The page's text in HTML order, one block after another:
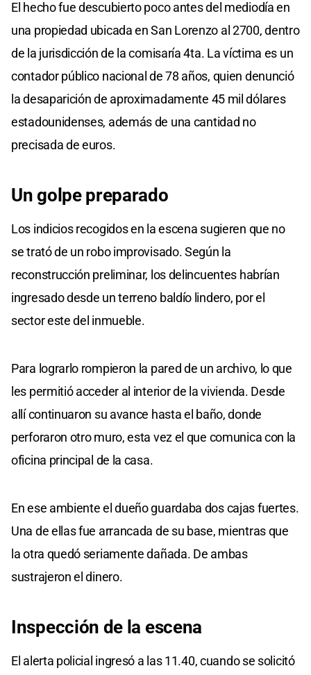
El hecho fue descubierto poco antes del mediodía en
una propiedad ubicada en San Lorenzo al 2700, dentro
de la jurisdicción de la comisaría 4ta. La víctima es un
contador público nacional de 78 años, quien denunció
la desaparición de aproximadamente 45 mil dólares
estadounidenses, además de una cantidad no
precisada de euros.
Un golpe preparado
Los indicios recogidos en la escena sugieren que no
se trató de un robo improvisado. Según la
reconstrucción preliminar, los delincuentes habrían
ingresado desde un terreno baldío lindero, por el
sector este del inmueble.
Para lograrlo rompieron la pared de un archivo, lo que
les permitió acceder al interior de la vivienda. Desde
allí continuaron su avance hasta el baño, donde
perforaron otro muro, esta vez el que comunica con la
oficina principal de la casa.
En ese ambiente el dueño guardaba dos cajas fuertes.
Una de ellas fue arrancada de su base, mientras que
la otra quedó seriamente dañada. De ambas
sustrajeron el dinero.
Inspección de la escena
El alerta policial ingresó a las 11.40, cuando se solicitó